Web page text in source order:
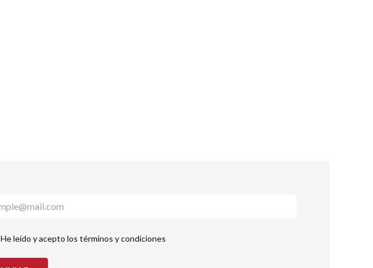
He leído y acepto los términos y condiciones